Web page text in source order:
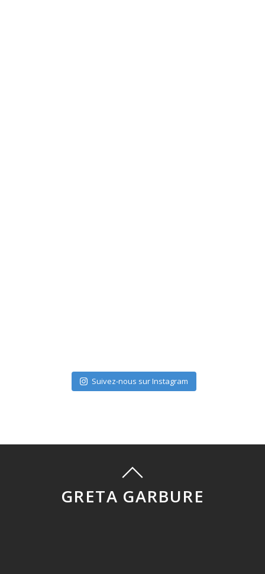
Suivez-nous sur Instagram
GRETA GARBURE